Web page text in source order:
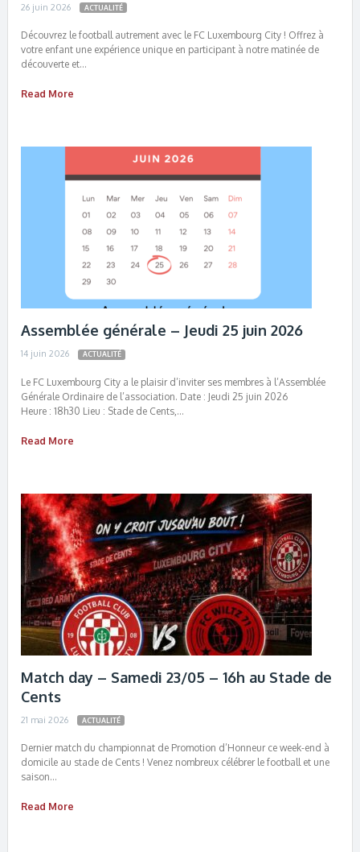
26 juin 2026 ACTUALITÉ
Découvrez le football autrement avec le FC Luxembourg City ! Offrez à
votre enfant une expérience unique en participant à notre matinée de
découverte et…
Read More
Assemblée générale – Jeudi 25 juin 2026
14 juin 2026 ACTUALITÉ
Le FC Luxembourg City a le plaisir d’inviter ses membres à l’Assemblée
Générale Ordinaire de l’association. Date : Jeudi 25 juin 2026
Heure : 18h30 Lieu : Stade de Cents,…
Read More
Match day – Samedi 23/05 – 16h au Stade de
Cents
21 mai 2026 ACTUALITÉ
Dernier match du championnat de Promotion d’Honneur ce week-end à
domicile au stade de Cents ! Venez nombreux célébrer le football et une
saison…
Read More